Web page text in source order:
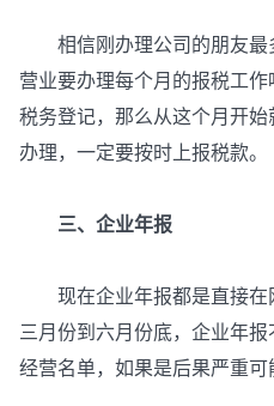
相信刚办理公司的朋友最
营业要办理每个月的报税工
税务登记，那么从这个月开
办理，一定要按时上报税款。
三、企业年报
现在企业年报都是直接在
三月份到六月份底，企业年
经营名单，如果是后果严重可